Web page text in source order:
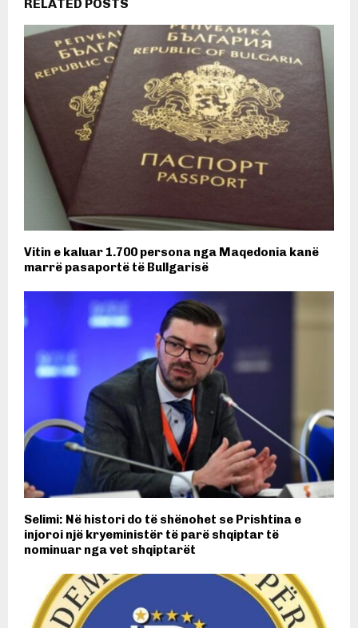
RELATED POSTS
Vitin e kaluar 1.700 persona nga Maqedonia kanë
marrë pasaportë të Bullgarisë
Selimi: Në histori do të shënohet se Prishtina e
injoroi një kryeministër të parë shqiptar të
nominuar nga vet shqiptarët